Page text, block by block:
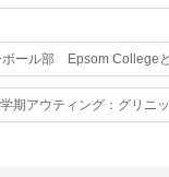
ボール部 Epsom College